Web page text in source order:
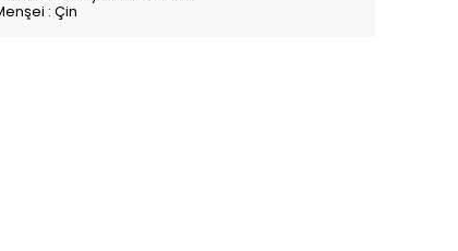
: Çin